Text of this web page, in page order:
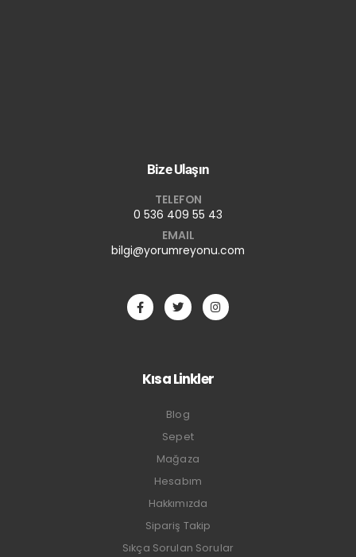
Bize Ulaşın
TELEFON
0 536 409 55 43
EMAIL
bilgi@yorumreyonu.com
Kısa Linkler
Blog
Sepet
Mağaza
Hesabım
Hakkımızda
Sipariş Takip
Sıkça Sorulan Sorular